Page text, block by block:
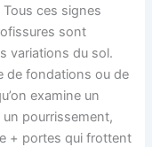
ces signes
sont
variations du sol.
de fondations ou de
examine un
pourrissement,
+ portes qui frottent